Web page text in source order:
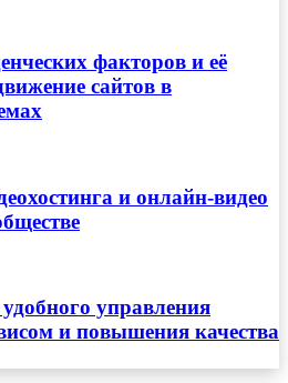
факторов и её
сайтов в
и онлайн-видео
управления
и повышения качества